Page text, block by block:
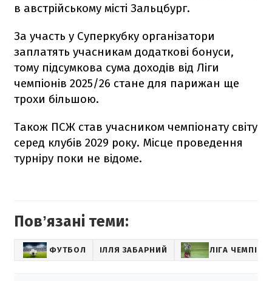
в австрійському місті Зальцбург.
За участь у Суперкубку організатори
заплатять учасникам додаткові бонуси,
тому підсумкова сума доходів від Ліги
чемпіонів 2025/26 стане для парижан ще
трохи більшою.
Також ПСЖ став учасником чемпіонату світу
серед клубів 2029 року. Місце проведення
турніру поки не відоме.
Повʼязані теми:
ФУТБОЛ ІЛЛЯ ЗАБАРНИЙ ЛІГА